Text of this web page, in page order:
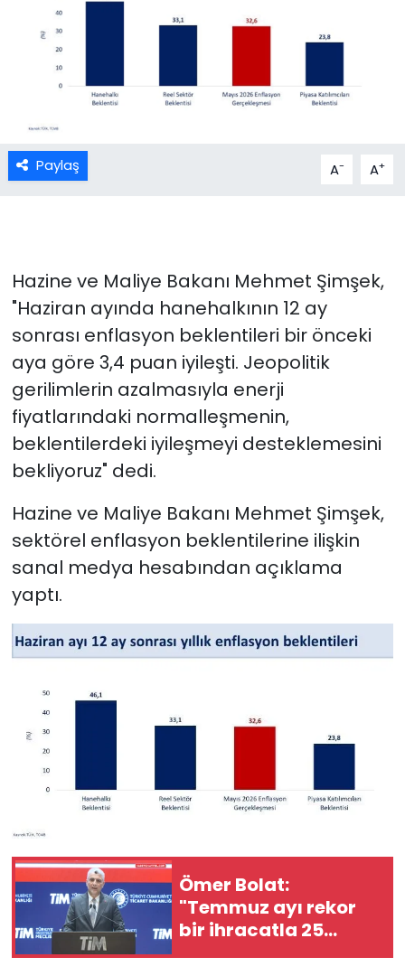
Paylaş A- A+
Hazine ve Maliye Bakanı Mehmet Şimşek,
"Haziran ayında hanehalkının 12 ay
sonrası enflasyon beklentileri bir önceki
aya göre 3,4 puan iyileşti. Jeopolitik
gerilimlerin azalmasıyla enerji
fiyatlarındaki normalleşmenin,
beklentilerdeki iyileşmeyi desteklemesini
bekliyoruz" dedi.
Hazine ve Maliye Bakanı Mehmet Şimşek,
sektörel enflasyon beklentilerine ilişkin
sanal medya hesabından açıklama
yaptı.
Ömer Bolat:
"Temmuz ayı rekor
bir ihracatla 25
milyar 600 milyon